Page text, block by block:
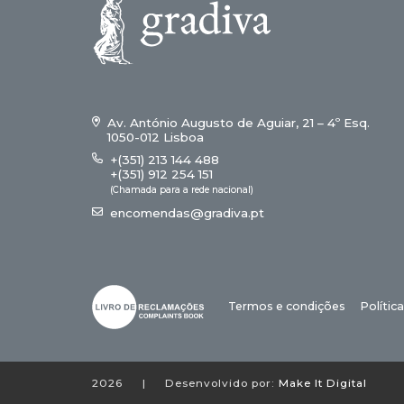
Av. António Augusto de Aguiar, 21 – 4º Esq.
1050-012 Lisboa
+(351) 213 144 488
+(351) 912 254 151
(Chamada para a rede nacional)
encomendas@gradiva.pt
Termos e condições
2026 | Desenvolvido por:Make It Digital